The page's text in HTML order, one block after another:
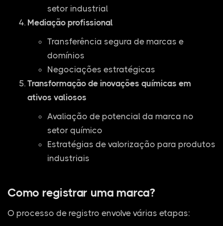
setor industrial
Mediação profissional
Transferência segura de marcas e
domínios
Negociações estratégicas
Transformação de inovações químicas em
ativos valiosos
Avaliação de potencial da marca no
setor químico
Estratégias de valorização para produtos
industriais
Como registrar uma marca?
O processo de registro envolve várias etapas: